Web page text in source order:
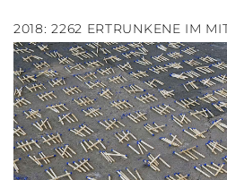
2018: 2262 ERTRUNKENE IM